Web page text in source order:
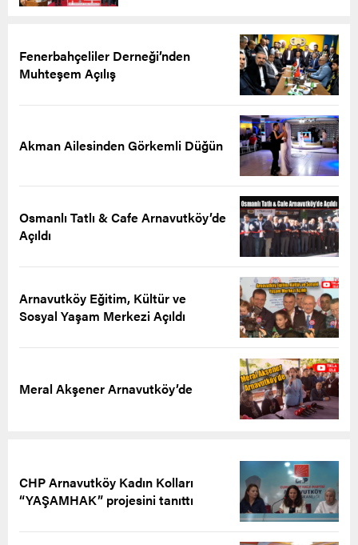
Fenerbahçeliler Derneği’nden
Muhteşem Açılış
Akman Ailesinden Görkemli Düğün
Osmanlı Tatlı & Cafe Arnavutköy’de
Açıldı
Arnavutköy Eğitim, Kültür ve
Sosyal Yaşam Merkezi Açıldı
Meral Akşener Arnavutköy’de
CHP Arnavutköy Kadın Kolları
“YAŞAMHAK” projesini tanıttı